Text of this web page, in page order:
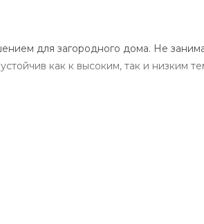
для загородного дома. Не
как к высоким, так и низким